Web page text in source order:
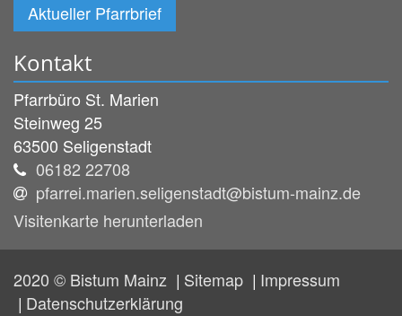
Aktueller Pfarrbrief
Kontakt
Pfarrbüro St. Marien
Steinweg 25
63500 Seligenstadt
06182 22708
pfarrei.marien.seligenstadt@bistum-mainz.de
Visitenkarte herunterladen
2020 © Bistum Mainz Sitemap
Impressum
Datenschutzerklärung